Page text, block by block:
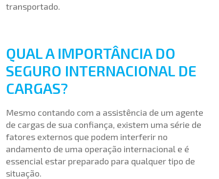
transportado.
QUAL A IMPORTÂNCIA DO
SEGURO INTERNACIONAL DE
CARGAS?
Mesmo contando com a assistência de um agente
de cargas de sua confiança, existem uma série de
fatores externos que podem interferir no
andamento de uma operação internacional e é
essencial estar preparado para qualquer tipo de
situação.